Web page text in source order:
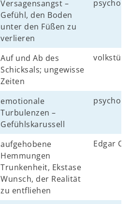
Versagensangst –
Gefühl, den Boden
unter den Füßen zu
verlieren
Auf und Ab des
Schicksals; ungewisse
Zeiten
emotionale
Turbulenzen –
Gefühlskarussell
aufgehobene
Hemmungen
Trunkenheit, Ekstase
Wunsch, der Realität
zu entfliehen
Edgar